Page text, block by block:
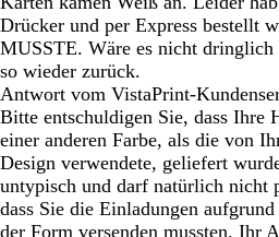
Drücker und per Express bestellt
MUSSTE. Wäre es nicht dringlich
so wieder zurück.
Antwort vom VistaPrint-
Bitte entschuldigen Sie, dass Ihre
einer anderen Farbe, als die von
Design verwendete, geliefert
untypisch und darf natürlich nicht
dass Sie die Einladungen
der Form versenden mussten. Ihr